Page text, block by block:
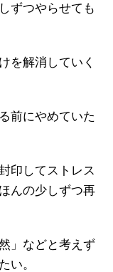
ずつやらせても
を解消していく
前にやめていた
印してストレス
んの少しずつ再
」などと考えず
い。